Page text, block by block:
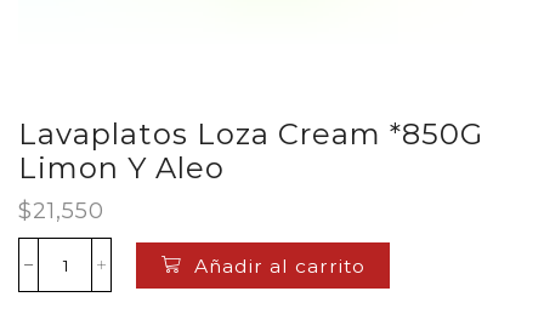
Lavaplatos Loza Cream *850G
Limon Y Aleo
$21,550
Lavaplatos
Loza
Añadir al carrito